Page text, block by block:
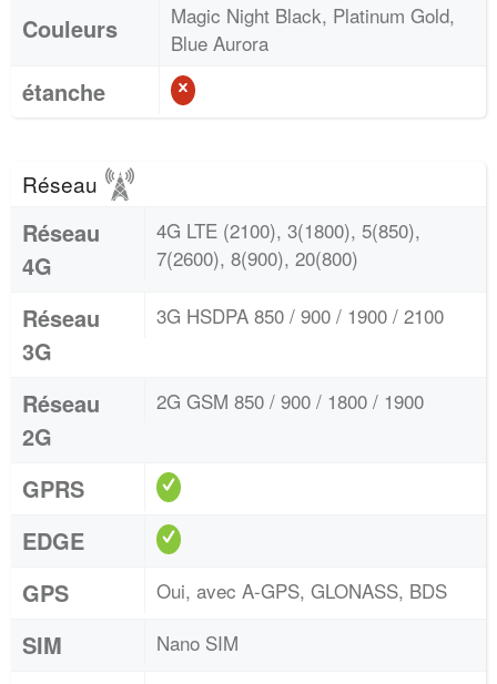
Couleurs
Magic Night Black, Platinum Gold,
Blue Aurora
étanche
Réseau
Réseau
4G
4G LTE (2100), 3(1800), 5(850),
7(2600), 8(900), 20(800)
Réseau
3G
3G HSDPA 850 / 900 / 1900 / 2100
Réseau
2G
2G GSM 850 / 900 / 1800 / 1900
GPRS
EDGE
GPS
Oui, avec A-GPS, GLONASS, BDS
SIM Nano SIM